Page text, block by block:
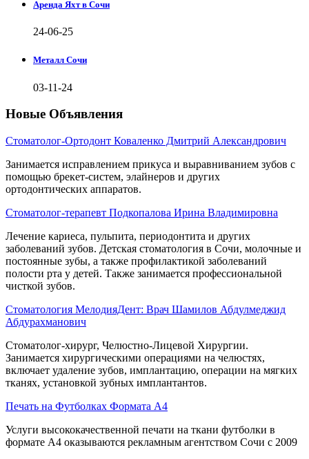
Аренда Яхт в Сочи
24-06-25
Металл Сочи
03-11-24
Новые Объявления
Стоматолог-Ортодонт Коваленко Дмитрий Александрович
Занимается исправлением прикуса и выравниванием зубов с
помощью брекет-систем, элайнеров и других
ортодонтических аппаратов.
Стоматолог-терапевт Подкопалова Ирина Владимировна
Лечение кариеса, пульпита, периодонтита и других
заболеваний зубов. Детская стоматология в Сочи, молочные и
постоянные зубы, а также профилактикой заболеваний
полости рта у детей. Также занимается профессиональной
чисткой зубов.
Стоматология МелодияДент: Врач Шамилов Абдулмеджид
Абдурахманович
Стоматолог-хирург, Челюстно-Лицевой Хирургии.
Занимается хирургическими операциями на челюстях,
включает удаление зубов, имплантацию, операции на мягких
тканях, установкой зубных имплантантов.
Печать на Футболках Формата А4
Услуги высококачественной печати на ткани футболки в
формате А4 оказываются рекламным агентством Сочи с 2009